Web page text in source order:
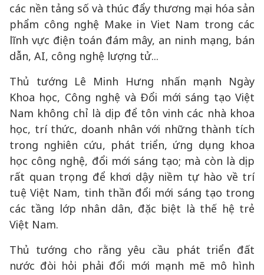
các nền tảng số và thúc đẩy thương mại hóa sản
phẩm công nghệ Make in Viet Nam trong các
lĩnh vực điện toán đám mây, an ninh mạng, bán
dẫn, AI, công nghệ lượng tử...
Thủ tướng Lê Minh Hưng nhấn mạnh Ngày
Khoa học, Công nghệ và Đổi mới sáng tạo Việt
Nam không chỉ là dịp để tôn vinh các nhà khoa
học, trí thức, doanh nhân với những thành tích
trong nghiên cứu, phát triển, ứng dụng khoa
học công nghệ, đổi mới sáng tạo; mà còn là dịp
rất quan trọng để khơi dậy niềm tự hào về trí
tuệ Việt Nam, tinh thần đổi mới sáng tạo trong
các tầng lớp nhân dân, đặc biệt là thế hệ trẻ
Việt Nam.
Thủ tướng cho rằng yêu cầu phát triển đất
nước đòi hỏi phải đổi mới mạnh mẽ mô hình